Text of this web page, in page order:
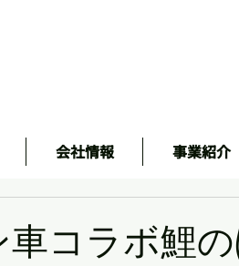
会社情報 事業紹介
コラボ鯉